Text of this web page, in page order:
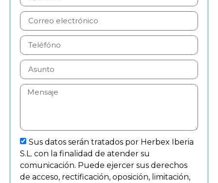
Sus datos serán tratados por Herbex Iberia
S.L. con la finalidad de atender su
comunicación. Puede ejercer sus derechos
de acceso, rectificación, oposición, limitación,